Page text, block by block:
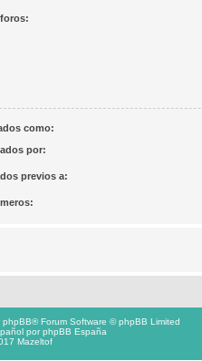
como:
por:
previos a:
phpBB® Forum Software © phpBB Limited
porphpBB España
Mazeltof